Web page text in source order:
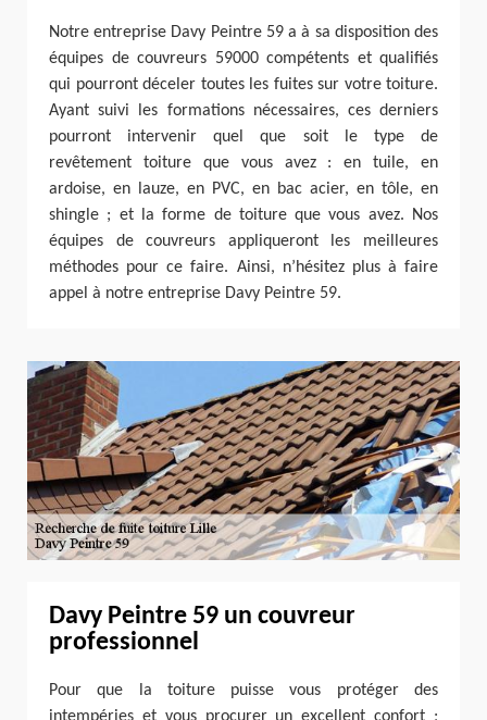
Notre entreprise Davy Peintre 59 a à sa disposition des
équipes de couvreurs 59000 compétents et qualifiés
qui pourront déceler toutes les fuites sur votre toiture.
Ayant suivi les formations nécessaires, ces derniers
pourront intervenir quel que soit le type de
revêtement toiture que vous avez : en tuile, en
ardoise, en lauze, en PVC, en bac acier, en tôle, en
shingle ; et la forme de toiture que vous avez. Nos
équipes de couvreurs appliqueront les meilleures
méthodes pour ce faire. Ainsi, n’hésitez plus à faire
appel à notre entreprise Davy Peintre 59.
Davy Peintre 59 un couvreur
professionnel
Pour que la toiture puisse vous protéger des